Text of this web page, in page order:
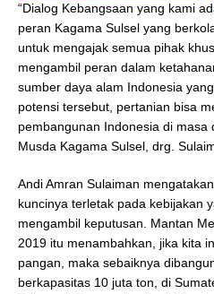
“Dialog Kebangsaan yang kami
peran Kagama Sulsel yang
untuk mengajak semua pihak
mengambil peran dalam
sumber daya alam Indonesia
potensi tersebut, pertanian bisa
pembangunan Indonesia di masa
Musda Kagama Sulsel, drg.
Andi Amran Sulaiman
kuncinya terletak pada kebijakan
mengambil keputusan. Mantan
2019 itu menambahkan, jika kita
pangan, maka sebaiknya
berkapasitas 10 juta ton, di